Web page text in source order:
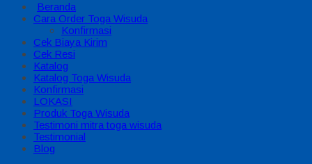
Beranda
Cara Order Toga Wisuda
Konfirmasi
Cek Biaya Kirim
Cek Resi
Katalog
Katalog Toga Wisuda
Konfirmasi
LOKASI
Produk Toga Wisuda
Testimoni mitra toga wisuda
Testimonial
Blog